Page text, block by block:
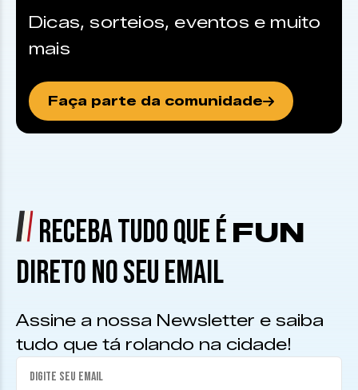
Dicas, sorteios, eventos e muito
mais
Faça parte da comunidade
RECEBA TUDO QUE É FUN
DIRETO NO SEU EMAIL
Assine a nossa Newsletter e saiba
tudo que tá rolando na cidade!